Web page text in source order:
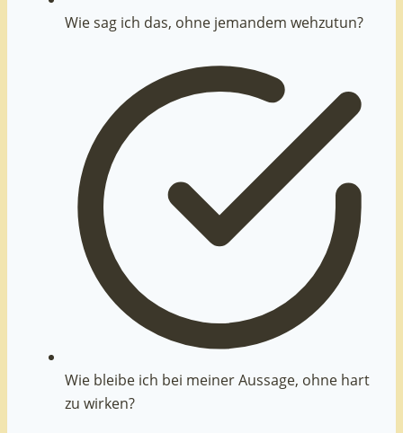
Wie sag ich das, ohne jemandem wehzutun?
Wie bleibe ich bei meiner Aussage, ohne hart
zu wirken?